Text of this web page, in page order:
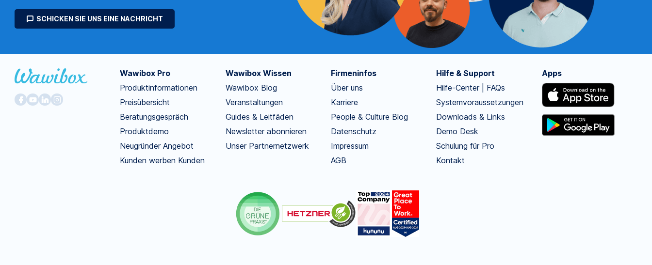
SCHICKEN SIE UNS EINE NACHRICHT
Wawibox Pro
Produktinformationen
Preisübersicht
Beratungsgespräch
Produktdemo
Neugründer Angebot
Kunden werben Kunden
Wawibox Wissen
Wawibox Blog
Veranstaltungen
Guides & Leitfäden
Newsletter abonnieren
Unser Partnernetzwerk
Firmeninfos
Über uns
Karriere
People & Culture Blog
Datenschutz
Impressum
AGB
Hilfe & Support
Hilfe-Center | FAQs
Systemvoraussetzungen
Downloads & Links
Demo Desk
Schulung für Pro
Kontakt
Apps